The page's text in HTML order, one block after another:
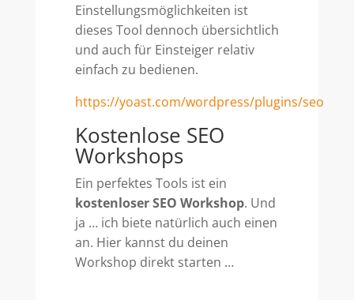
Einstellungsmöglichkeiten ist
dieses Tool dennoch übersichtlich
und auch für Einsteiger relativ
einfach zu bedienen.
https://yoast.com/wordpress/plugins/seo
Kostenlose SEO
Workshops
Ein perfektes Tools ist ein
kostenloser SEO Workshop. Und
ja … ich biete natürlich auch einen
an. Hier kannst du deinen
Workshop direkt starten …